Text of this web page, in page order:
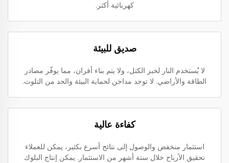
كهربائية أكثر.
صديق للبيئة
لا يُستخدم النار لخبز الكتل، ولا يتم بناء أفران، مما يوفّر مصادر
الطاقة والأراضي. لا توجد مداخن لحماية البيئة والحد من التلوث.
كفاءة عالية
استثمار منخفض والوصول إلى نتائج أسرع بكثير، يمكن للعملاء
تحقيق الأرباح خلال ستة أشهر من الاستثمار. يمكن إنتاج البلوك